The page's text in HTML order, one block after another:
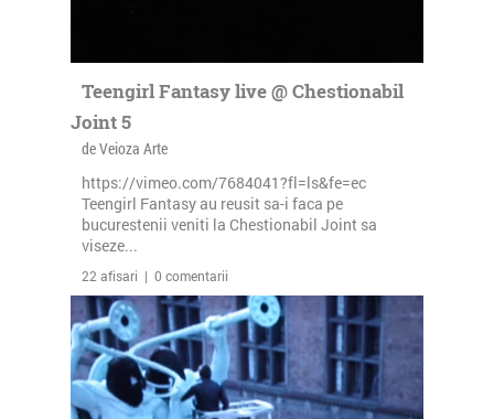
Teengirl Fantasy live @ Chestionabil
Joint 5
de Veioza Arte
https://vimeo.com/7684041?fl=ls&fe=ec
Teengirl Fantasy au reusit sa-i faca pe
bucurestenii veniti la Chestionabil Joint sa
viseze...
22 afisari | 0 comentarii